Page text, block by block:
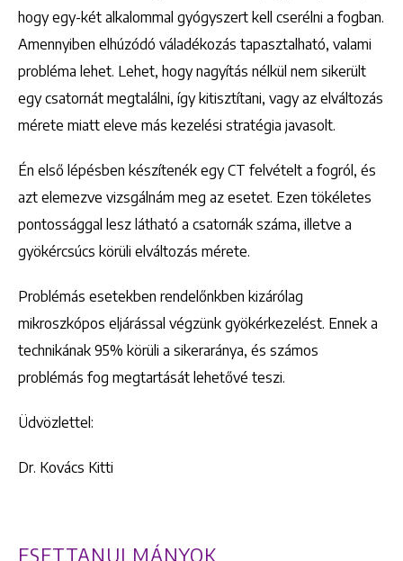
hogy egy-két alkalommal gyógyszert kell cserélni a fogban.
Amennyiben elhúzódó váladékozás tapasztalható, valami
probléma lehet. Lehet, hogy nagyítás nélkül nem sikerült
egy csatornát megtalálni, így kitisztítani, vagy az elváltozás
mérete miatt eleve más kezelési stratégia javasolt.
Én első lépésben készítenék egy CT felvételt a fogról, és
azt elemezve vizsgálnám meg az esetet. Ezen tökéletes
pontossággal lesz látható a csatornák száma, illetve a
gyökércsúcs körüli elváltozás mérete.
Problémás esetekben rendelőnkben kizárólag
mikroszkópos eljárással végzünk gyökérkezelést. Ennek a
technikának 95% körüli a sikeraránya, és számos
problémás fog megtartását lehetővé teszi.
Üdvözlettel:
Dr. Kovács Kitti
ESETTANULMÁNYOK